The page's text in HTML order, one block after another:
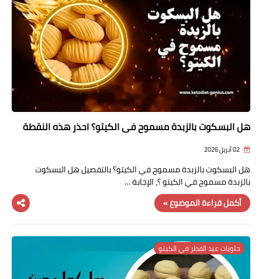
هل البسكوت بالزبدة مسموح في الكيتو؟ احذر هذه النقطة
هل البسكوت بالزبدة مسموح في الكيتو؟ بالتفصيل هل البسكوت
بالزبدة مسموح في الكيتو ؟، الإجابة …
أكمل قراءة الموضوع »
حلويات عيد الفطر في الكيتو